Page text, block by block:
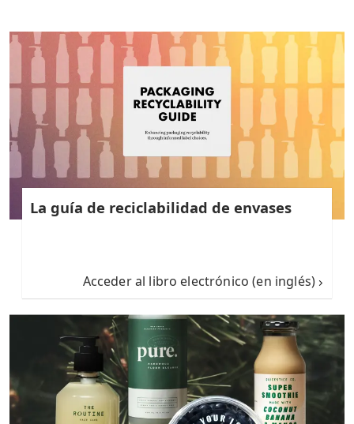
La guía de reciclabilidad de envases
Acceder al libro electrónico (en inglés)